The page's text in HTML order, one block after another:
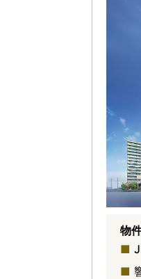
物